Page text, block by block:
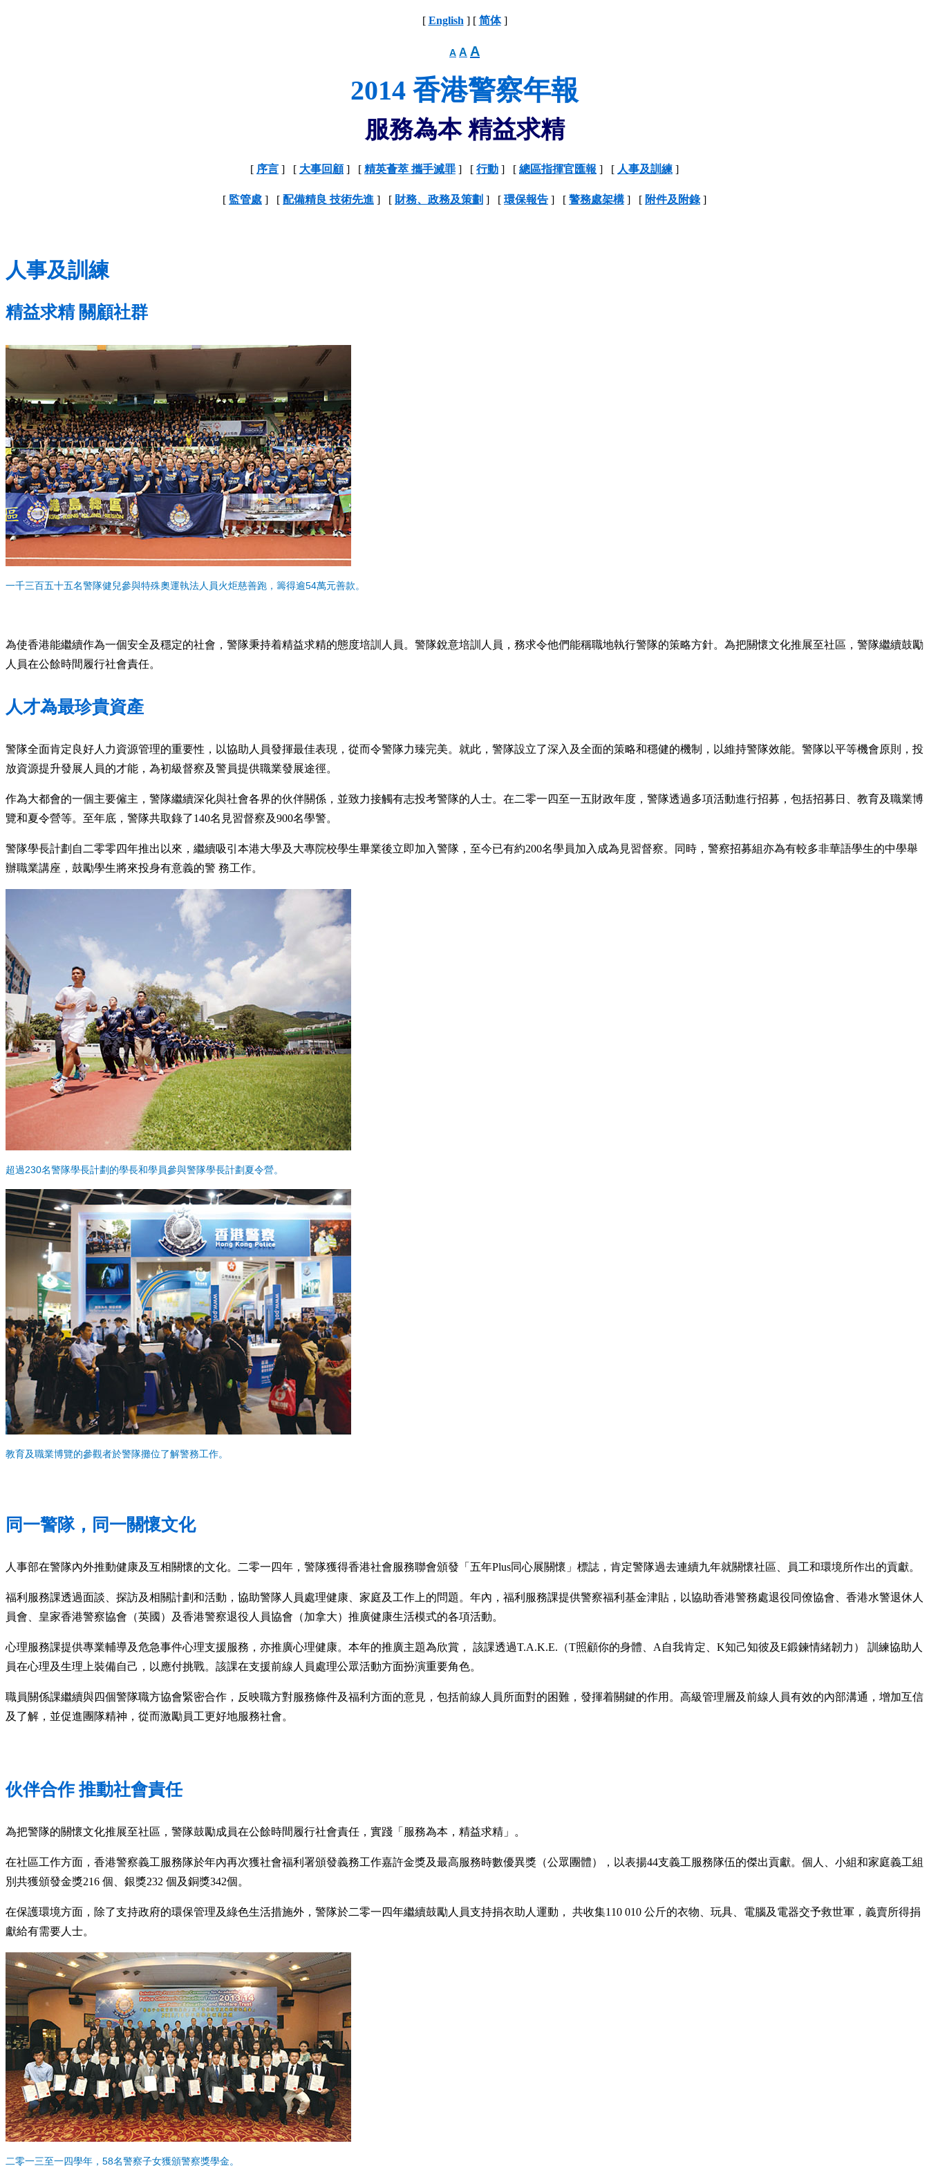
[ English ] [ 简体]
A A A
2014 香港警察年報
服務為本 精益求精
[ 序言 ] [ 大事回顧] [ 精英薈萃 攜手滅罪 ] [ 行動 ] [ 總區指揮官匯報 ] [ 人事及訓練 ]
[ 監管處 ] [ 配備精良 技術先進 ] [ 財務、政務及策劃 ] [ 環保報告 ] [ 警務處架構] [ 附件及附錄]
人事及訓練
精益求精 關顧社群
一千三百五十五名警隊健兒參與特殊奧運執法人員火炬慈善跑，籌得逾54萬元善款。
為使香港能繼續作為一個安全及穩定的社會，警隊秉持着精益求精的態度培訓人員。警隊銳意培訓人員，務求令他們能稱職地執行警隊的策略方針。為把關懷文化推展至社區，警隊繼續鼓勵
人員在公餘時間履行社會責任。
人才為最珍貴資產
警隊全面肯定良好人力資源管理的重要性，以協助人員發揮最佳表現，從而令警隊力臻完美。就此，警隊設立了深入及全面的策略和穩健的機制，以維持警隊效能。警隊以平等機會原則，投
放資源提升發展人員的才能，為初級督察及警員提供職業發展途徑。
作為大都會的一個主要僱主，警隊繼續深化與社會各界的伙伴關係，並致力接觸有志投考警隊的人士。在二零一四至一五財政年度，警隊透過多項活動進行招募，包括招募日、教育及職業博
覽和夏令營等。至年底，警隊共取錄了140名見習督察及900名學警。
警隊學長計劃自二零零四年推出以來，繼續吸引本港大學及大專院校學生畢業後立即加入警隊，至今已有約200名學員加入成為見習督察。同時，警察招募組亦為有較多非華語學生的中學舉
辦職業講座，鼓勵學生將來投身有意義的警 務工作。
超過230名警隊學長計劃的學長和學員參與警隊學長計劃夏令營。
教育及職業博覽的參觀者於警隊攤位了解警務工作。
同一警隊，同一關懷文化
人事部在警隊內外推動健康及互相關懷的文化。二零一四年，警隊獲得香港社會服務聯會頒發「五年Plus同心展關懷」標誌，肯定警隊過去連續九年就關懷社區、員工和環境所作出的貢獻。
福利服務課透過面談、探訪及相關計劃和活動，協助警隊人員處理健康、家庭及工作上的問題。年內，福利服務課提供警察福利基金津貼，以協助香港警務處退役同僚協會、香港水警退休人
員會、皇家香港警察協會（英國）及香港警察退役人員協會（加拿大）推廣健康生活模式的各項活動。
心理服務課提供專業輔導及危急事件心理支援服務，亦推廣心理健康。本年的推廣主題為欣賞， 該課透過T.A.K.E.（T照顧你的身體、A自我肯定、K知己知彼及E鍛鍊情緒韌力） 訓練協助人
員在心理及生理上裝備自己，以應付挑戰。該課在支援前線人員處理公眾活動方面扮演重要角色。
職員關係課繼續與四個警隊職方協會緊密合作，反映職方對服務條件及福利方面的意見，包括前線人員所面對的困難，發揮着關鍵的作用。高級管理層及前線人員有效的內部溝通，增加互信
及了解，並促進團隊精神，從而激勵員工更好地服務社會。
伙伴合作 推動社會責任
為把警隊的關懷文化推展至社區，警隊鼓勵成員在公餘時間履行社會責任，實踐「服務為本，精益求精」。
在社區工作方面，香港警察義工服務隊於年內再次獲社會福利署頒發義務工作嘉許金獎及最高服務時數優異獎（公眾團體），以表揚44支義工服務隊伍的傑出貢獻。個人、小組和家庭義工組
別共獲頒發金獎216 個、銀獎232 個及銅獎342個。
在保護環境方面，除了支持政府的環保管理及綠色生活措施外，警隊於二零一四年繼續鼓勵人員支持捐衣助人運動， 共收集110 010 公斤的衣物、玩具、電腦及電器交予救世軍，義賣所得捐
獻給有需要人士。
二零一三至一四學年，58名警察子女獲頒警察獎學金。